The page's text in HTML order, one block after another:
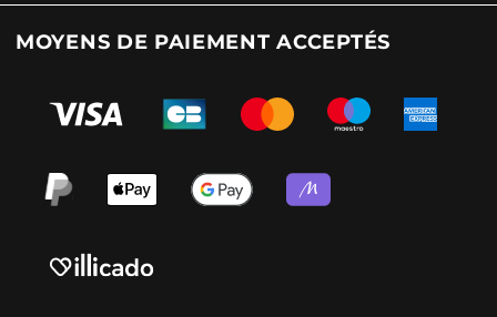
MOYENS DE PAIEMENT ACCEPTÉS